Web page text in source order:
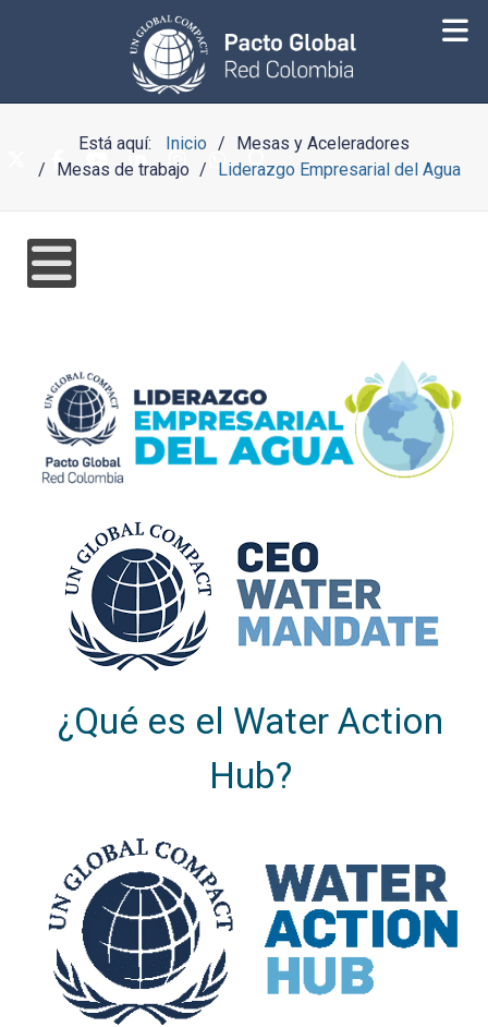
Está aquí: Inicio
Mesas y Aceleradores
Mesas de trabajo
Liderazgo Empresarial del Agua
¿Qué es el Water Action
Hub?